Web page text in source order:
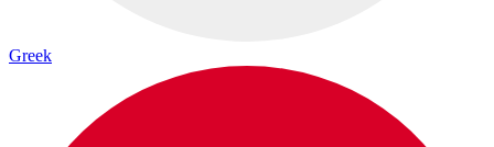
Greek